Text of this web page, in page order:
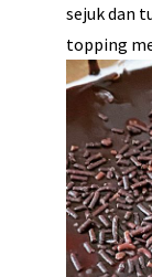
sejuk dan
topping